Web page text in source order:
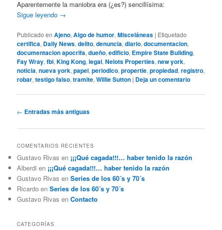
Aparentemente la maniobra era (¿es?) sencillísima:
Sigue leyendo →
Publicado en Ajeno,Algo de humor,Misceláneas | Etiquetado
certifica, Daily News,delito,denuncia,diario,documentacion,
documentacion apocrifa,dueño,edificio, Empire State Building,
Fay Wray,fbi,King Kong,legal,Nelots Properties,new york,
noticia,nueva york,papel,periodico,propertie,propiedad,registro,
robar,testigo falso,tramite,Willie Sutton | Deja un comentario
Navegación
entradas
← Entradas más antiguas
COMENTARIOS RECIENTES
Gustavo Rivas en ¡¡¡Qué cagada!!!… haber tenido la razón
Alberdi en ¡¡¡Qué cagada!!!… haber tenido la razón
Gustavo Rivas enSeries de los 60´s y 70´s
Ricardo enSeries de los 60´s y 70´s
Gustavo Rivas enContacto
CATEGORÍAS